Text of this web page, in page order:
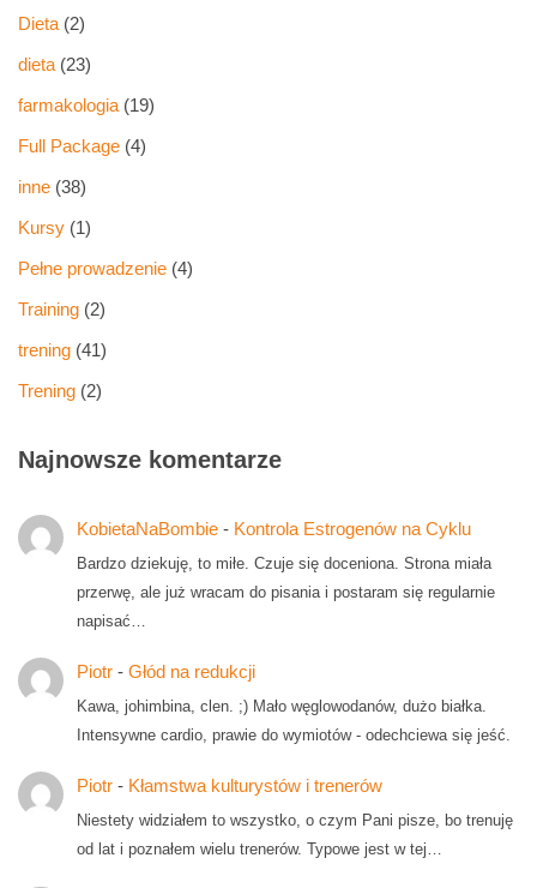
Dieta (2)
dieta (23)
farmakologia (19)
Full Package (4)
inne (38)
Kursy (1)
Pełne prowadzenie (4)
Training (2)
trening (41)
Trening (2)
Najnowsze komentarze
KobietaNaBombie- Kontrola Estrogenów na Cyklu
Bardzo dziekuję, to miłe. Czuje się doceniona. Strona miała
przerwę, ale już wracam do pisania i postaram się regularnie
napisać…
Piotr- Głód na redukcji
Kawa, johimbina, clen. ;) Mało węglowodanów, dużo białka.
Intensywne cardio, prawie do wymiotów - odechciewa się jeść.
Piotr- Kłamstwa kulturystów i trenerów
Niestety widziałem to wszystko, o czym Pani pisze, bo trenuję
od lat i poznałem wielu trenerów. Typowe jest w tej…